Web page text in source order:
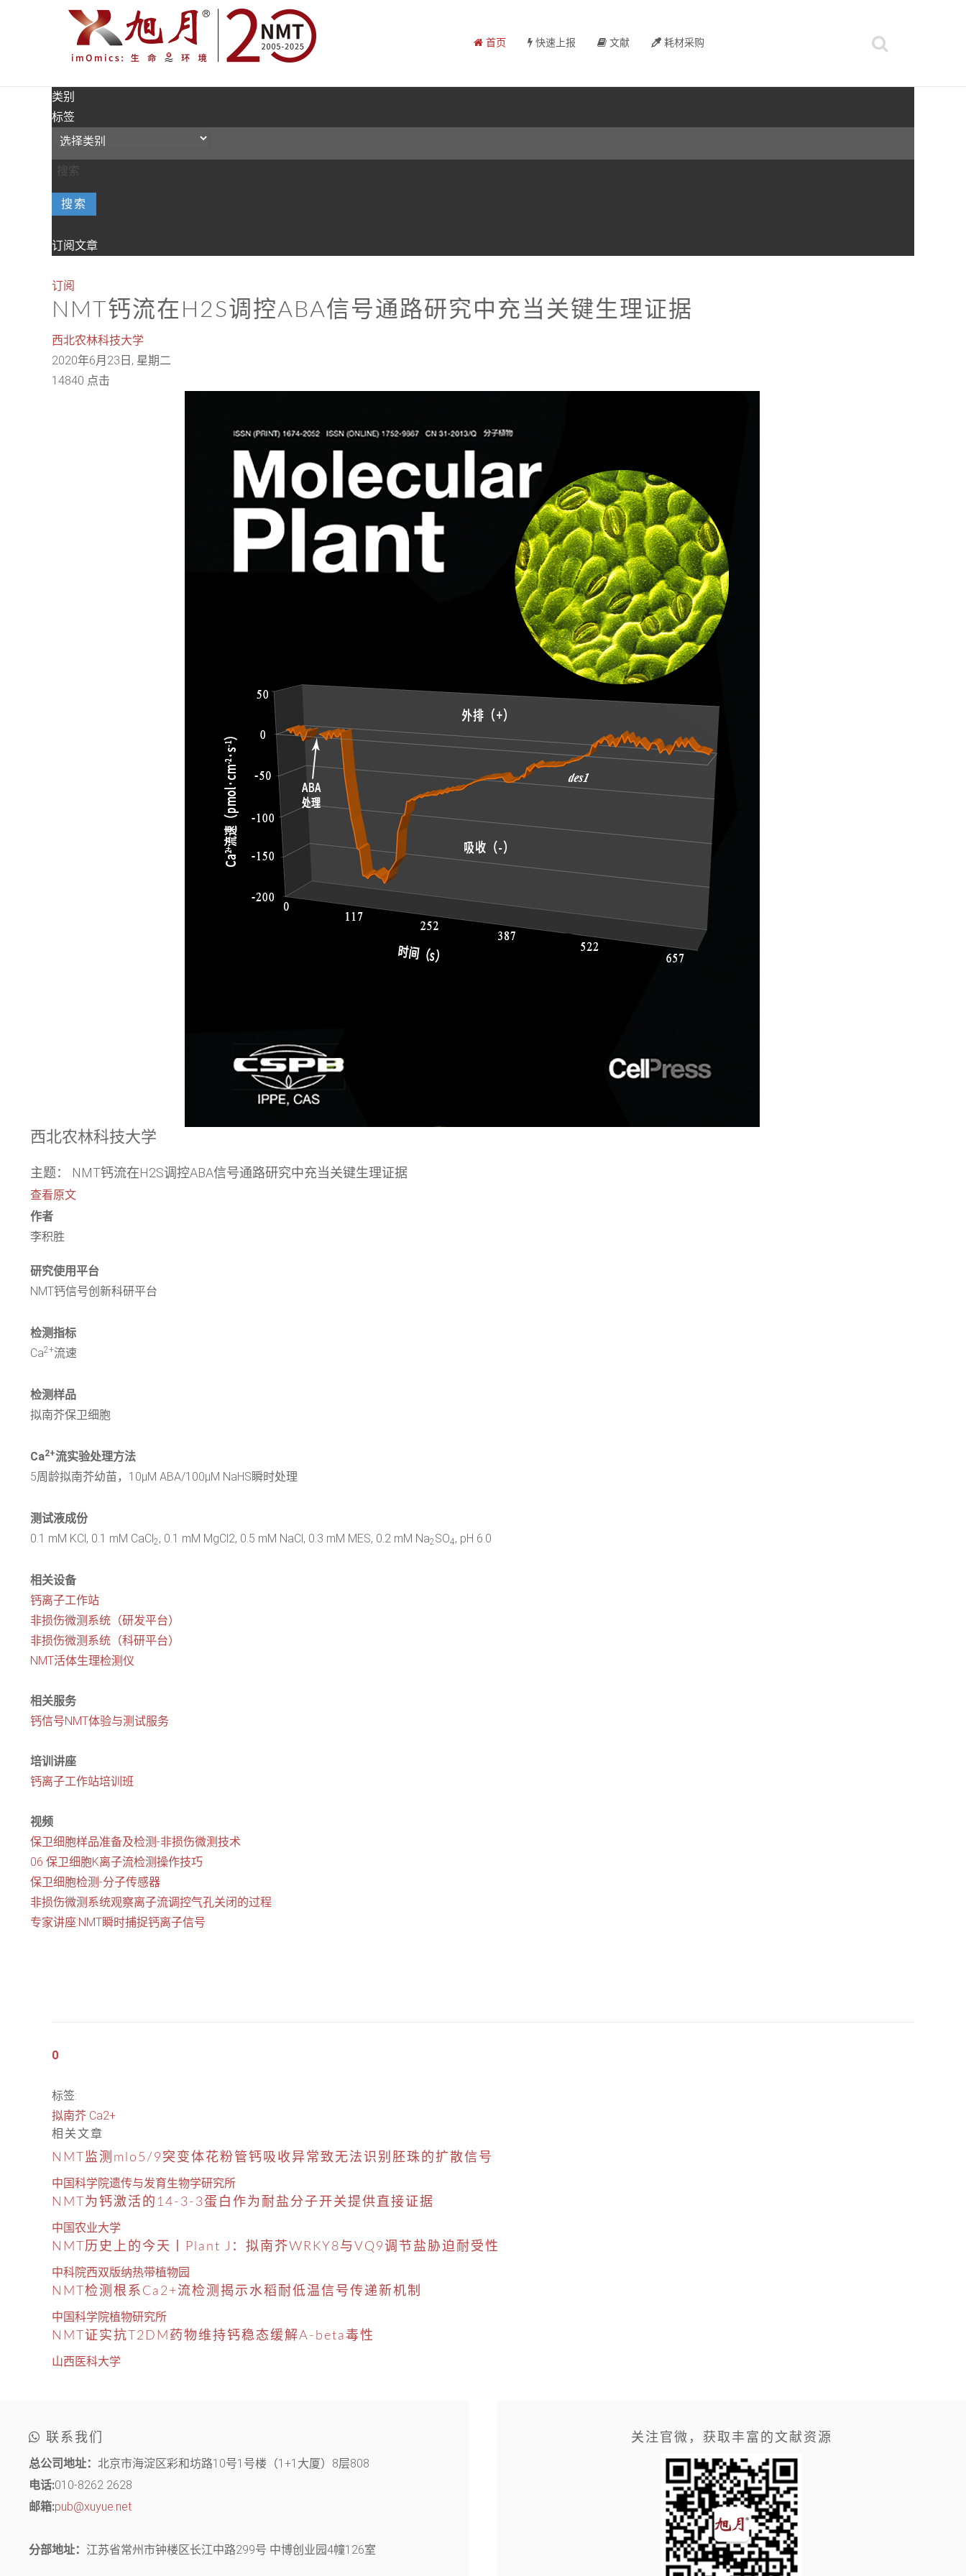
首页 快速上报 文献 耗材采购
类别
标签
搜索
订阅文章
订阅
NMT钙流在H2S调控ABA信号通路研究中充当关键生理证据
西北农林科技大学
2020年6月23日, 星期二
14840 点击
西北农林科技大学
主题： NMT钙流在H2S调控ABA信号通路研究中充当关键生理证据
查看原文
作者
李积胜
研究使用平台
NMT钙信号创新科研平台
检测指标
Ca2+流速
检测样品
拟南芥保卫细胞
Ca2+流实验处理方法
5周龄拟南芥幼苗，10μM ABA/100μM NaHS瞬时处理
测试液成份
0.1 mM KCl, 0.1 mM CaCl2, 0.1 mM MgCl2, 0.5 mM NaCl, 0.3 mM MES, 0.2 mM Na2SO4, pH 6.0
相关设备
钙离子工作站
非损伤微测系统（研发平台）
非损伤微测系统（科研平台）
NMT活体生理检测仪
相关服务
钙信号NMT体验与测试服务
培训讲座
钙离子工作站培训班
视频
保卫细胞样品准备及检测-非损伤微测技术
06 保卫细胞K离子流检测操作技巧
保卫细胞检测-分子传感器
非损伤微测系统观察离子流调控气孔关闭的过程
专家讲座:NMT瞬时捕捉钙离子信号
0
标签:
拟南芥 Ca2+
相关文章
NMT监测mlo5/9突变体花粉管钙吸收异常致无法识别胚珠的扩散信号
中国科学院遗传与发育生物学研究所
NMT为钙激活的14-3-3蛋白作为耐盐分子开关提供直接证据
中国农业大学
NMT历史上的今天丨Plant J：拟南芥WRKY8与VQ9调节盐胁迫耐受性
中科院西双版纳热带植物园
NMT检测根系Ca2+流检测揭示水稻耐低温信号传递新机制
中国科学院植物研究所
NMT证实抗T2DM药物维持钙稳态缓解A-beta毒性
山西医科大学
联系我们
总公司地址： 北京市海淀区彩和坊路10号1号楼（1+1大厦）8层808
电话:010-8262 2628
邮箱:pub@xuyue.net
分部地址： 江苏省常州市钟楼区长江中路299号 中博创业园4幢126室
关注官微，获取丰富的文献资源